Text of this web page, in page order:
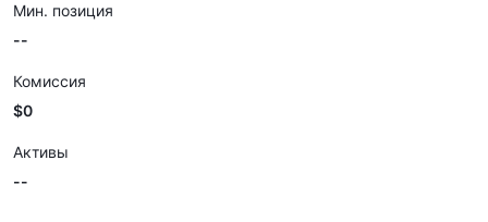
Мин. позиция
--
Комиссия
$0
Активы
--